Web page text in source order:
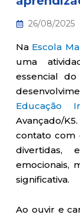
26/08/2025
Na Escola
uma
essencial
Educação
Avançado/
contato com
divertidas,
emocionais,
significativa.
Ao ouvir e